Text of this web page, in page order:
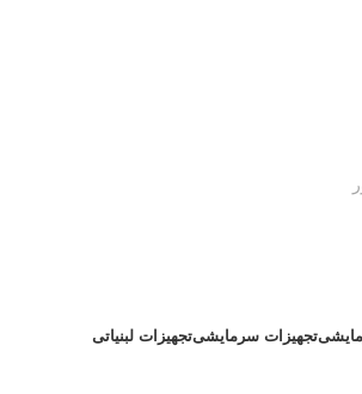
تجهیزات سرمایشیتجهیزات لبنیاتی